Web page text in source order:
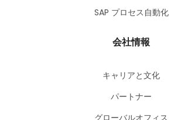
SAP プロセス自動化
会社情報
キャリアと文化
パートナー